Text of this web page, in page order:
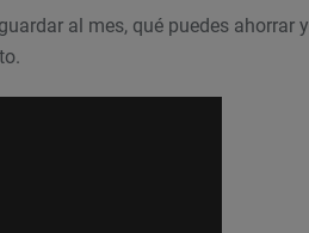
al mes, qué puedes ahorrar y